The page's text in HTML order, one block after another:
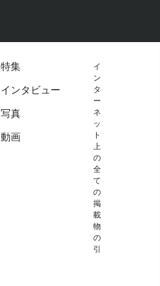
特集
インタビュー
写真
動画
イ
ン
タ
ー
ネ
ッ
ト
上
の
全
て
の
掲
載
物
の
引